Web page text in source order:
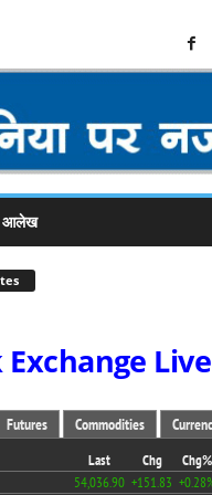
आलेख
Exchange Live